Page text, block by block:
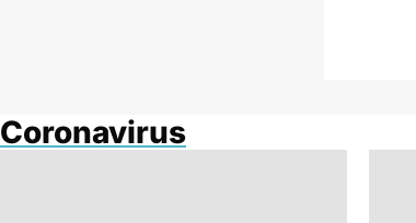
Coronavirus